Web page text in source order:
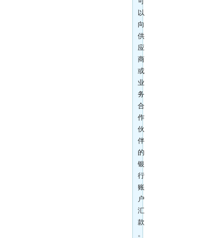
以
向
供
应
商
或
业
务
合
作
伙
伴
的
银
行
账
户
汇
款
。